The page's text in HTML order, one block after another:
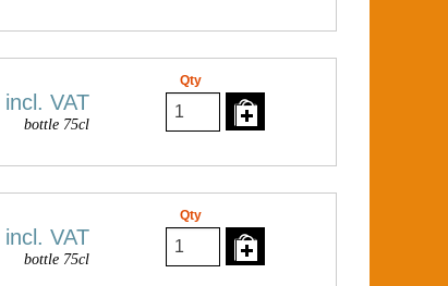
incl. VAT
bottle 75cl
Qty
incl. VAT
bottle 75cl
Qty